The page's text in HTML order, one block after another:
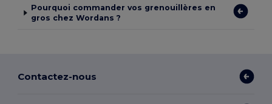
Pourquoi commander vos grenouillères en
gros chez Wordans ?
Contactez-nous